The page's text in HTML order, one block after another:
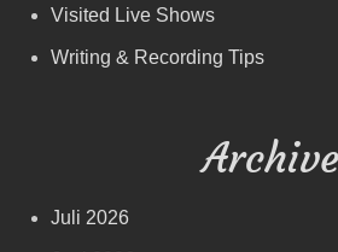
Visited Live Shows
Writing & Recording Tips
Archive
Juli 2026